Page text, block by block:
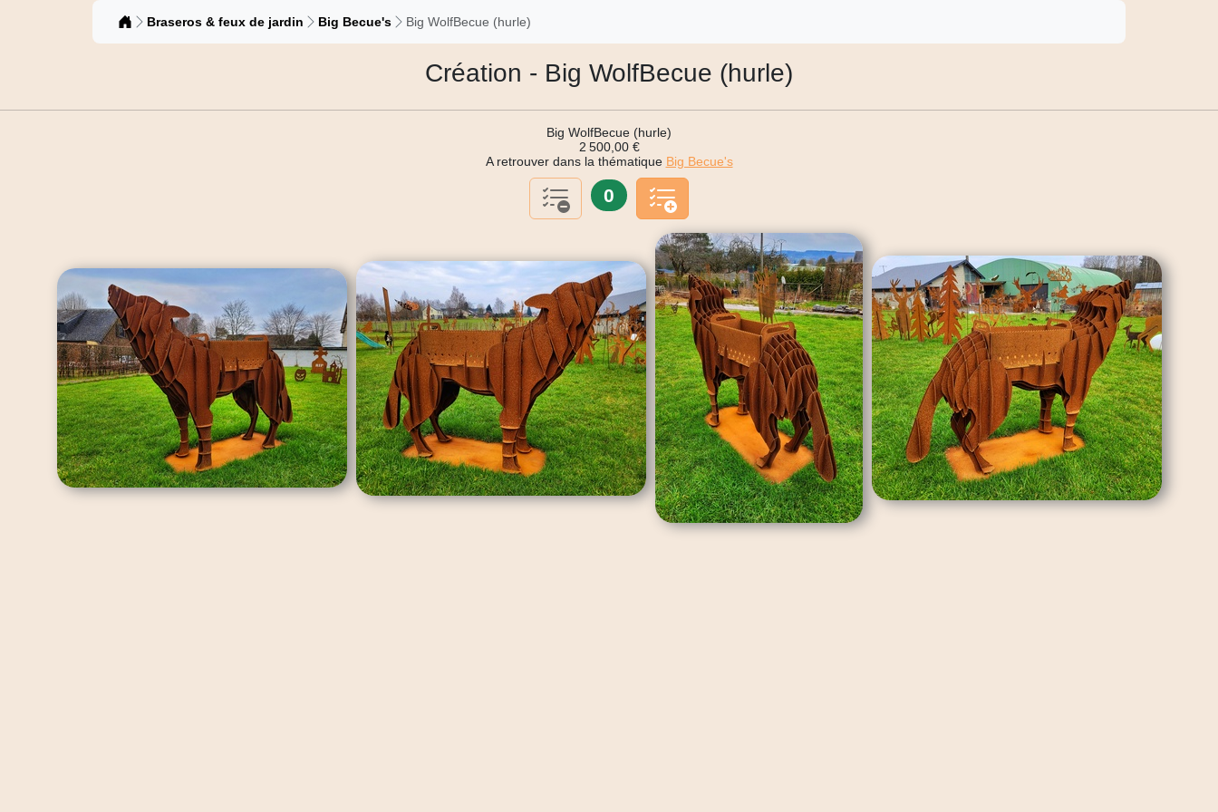
Catalogue
Braseros & feux de jardin Big Becue's Big WolfBecue (hurle)
Création - Big WolfBecue (hurle)
Big WolfBecue (hurle)
2 500,00 €
A retrouver dans la thématique Big Becue's
0